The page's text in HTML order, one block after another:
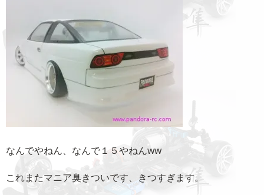
なんでやねん、なんで１５やねんww
これまたマニア臭きついです、きつすぎます。